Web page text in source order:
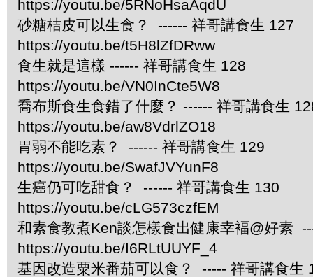
https://youtu.be/5RNoHsaAqdU
砂糖桔皮可以生食？ ------ 祥哥講食生 127
https://youtu.be/t5H8lZfDRww
食生就是這樣 ------ 祥哥講食生 128
https://youtu.be/VN0InCte5W8
喬布斯食生食錯了什麼？ ------ 祥哥講食生
https://youtu.be/aw8VdrlZO18
胃弱不能吃素？ ------ 祥哥講食生 129
https://youtu.be/SwafJVYunF8
生癌仍可吃甜食？ ------ 祥哥講食生 130
https://youtu.be/cLG573czfEM
和素食教煮Ken談怎樣食出健康幸褔@好素
https://youtu.be/I6RLtUUYF_4
基因改造粟米番茄可以食？ ----- 祥哥講食生